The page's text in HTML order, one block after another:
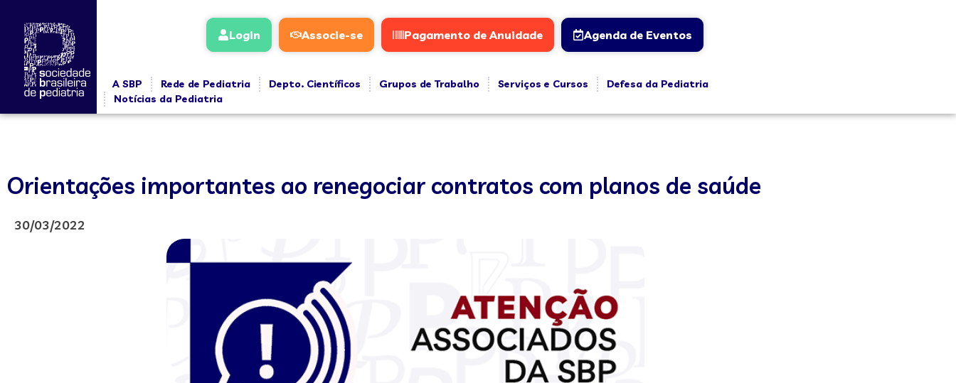
Login Associe-se Pagamento de Anuidade Agenda de Eventos
A SBP Rede de Pediatria Depto. Científicos Grupos de Trabalho Serviços e Cursos
Defesa da Pediatria
Notícias da Pediatria
Orientações importantes ao renegociar contratos com planos de saúde
30/03/2022